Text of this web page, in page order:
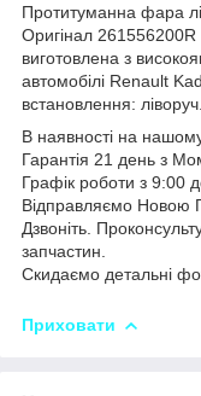
Протитуманна фара
Оригінал 261556200R
виготовлена з
автомобілі Renault
встановлення:
В наявності на нашому
Гарантія 21 день з
Графік роботи з 9:00
Відправляємо Новою
Дзвоніть.
запчастин.
Скидаємо детальні
Приховати